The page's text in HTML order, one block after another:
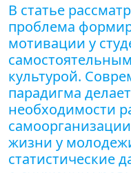
В статье
проблема
мотивации у
культурой.
парадигма
необходимости
жизни у
статистические